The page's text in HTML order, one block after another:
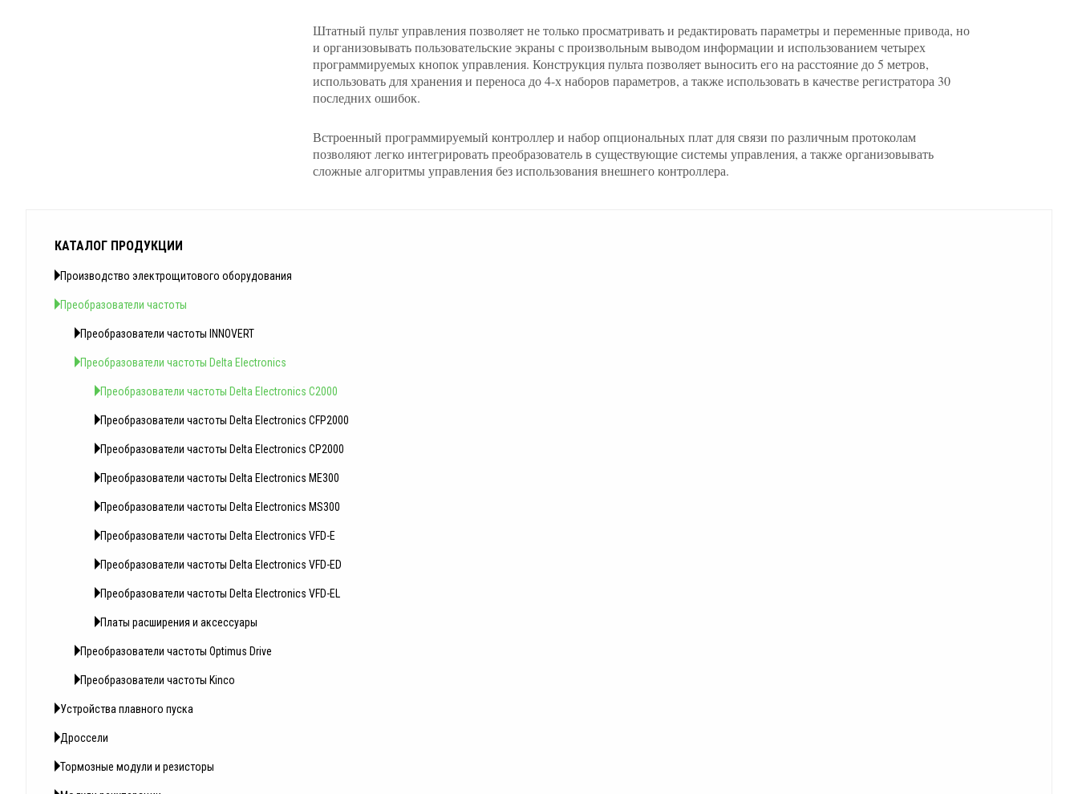
Штатный пульт управления позволяет не только просматривать и редактировать параметры и переменные привода, но
и организовывать пользовательские экраны с произвольным выводом информации и использованием четырех
программируемых кнопок управления. Конструкция пульта позволяет выносить его на расстояние до 5 метров,
использовать для хранения и переноса до 4-х наборов параметров, а также использовать в качестве регистратора 30
последних ошибок.
Встроенный программируемый контроллер и набор опциональных плат для связи по различным протоколам
позволяют легко интегрировать преобразователь в существующие системы управления, а также организовывать
сложные алгоритмы управления без использования внешнего контроллера.
КАТАЛОГ ПРОДУКЦИИ
Производство электрощитового оборудования
Преобразователи частоты
Преобразователи частоты INNOVERT
Преобразователи частоты Delta Electronics
Преобразователи частоты Delta Electronics C2000
Преобразователи частоты Delta Electronics CFP2000
Преобразователи частоты Delta Electronics CP2000
Преобразователи частоты Delta Electronics ME300
Преобразователи частоты Delta Electronics MS300
Преобразователи частоты Delta Electronics VFD-E
Преобразователи частоты Delta Electronics VFD-ED
Преобразователи частоты Delta Electronics VFD-EL
Платы расширения и аксессуары
Преобразователи частоты Optimus Drive
Преобразователи частоты Kinco
Устройства плавного пуска
Дроссели
Тормозные модули и резисторы